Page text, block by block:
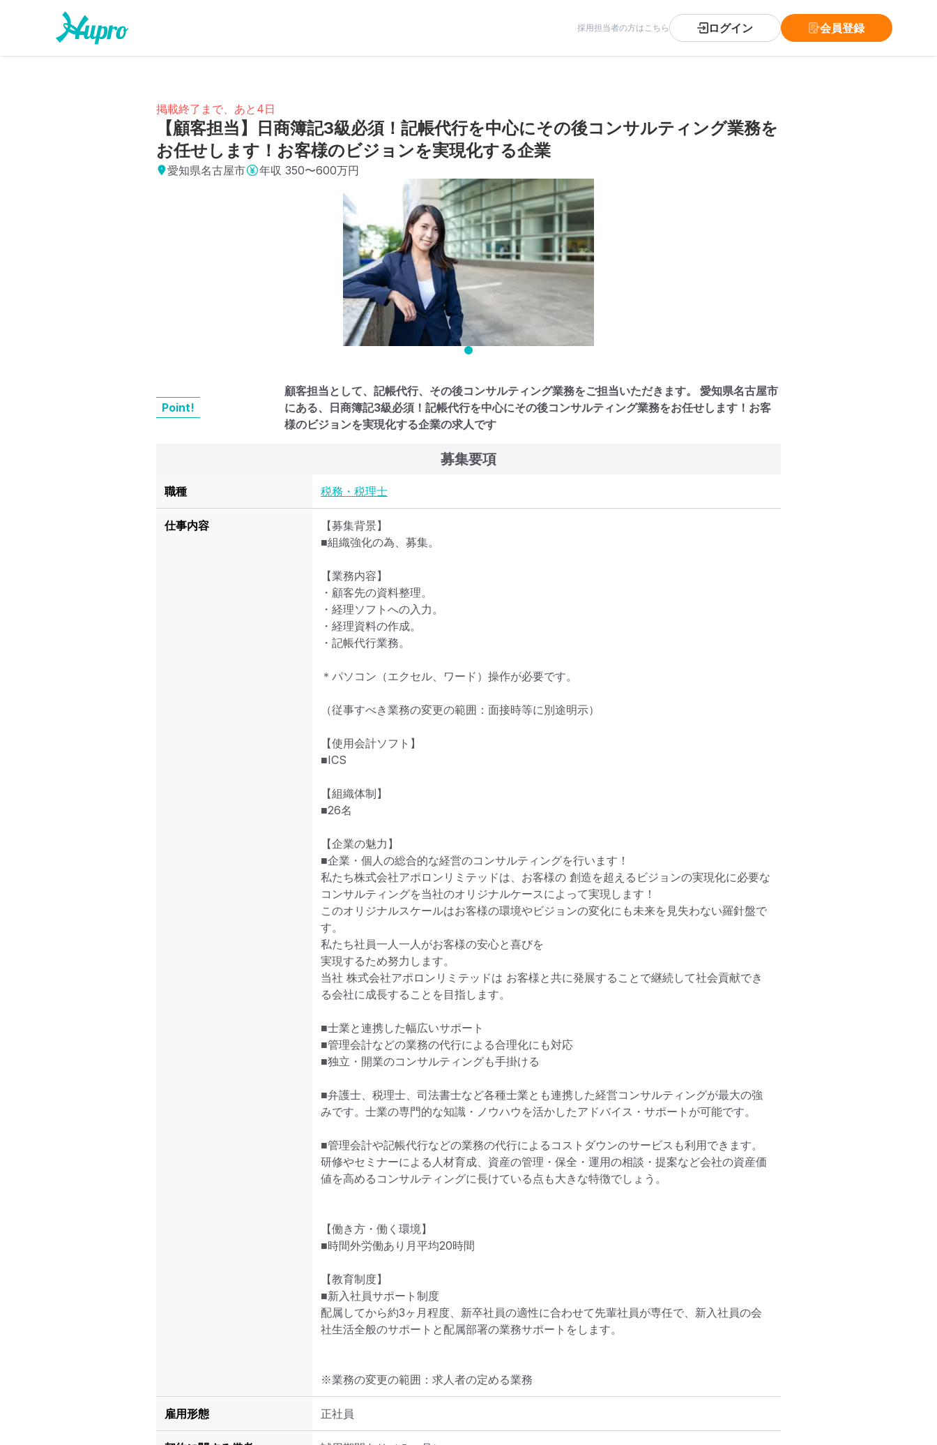
採用担当者の方はこちら ログイン 会員登録
掲載終了まで、あと4日
【顧客担当】日商簿記3級必須！記帳代行を中心にその後コンサルティング業務を
お任せします！お客様のビジョンを実現化する企業
愛知県名古屋市 年収 350〜600万円
Point!
顧客担当として、記帳代行、その後コンサルティング業務をご担当いただきます。 愛知県名古屋市
にある、日商簿記3級必須！記帳代行を中心にその後コンサルティング業務をお任せします！お客
様のビジョンを実現化する企業の求人です
募集要項
職種 税務・税理士
仕事内容
【募集背景】
■組織強化の為、募集。
【業務内容】
・顧客先の資料整理。
・経理ソフトへの入力。
・経理資料の作成。
・記帳代行業務。
＊パソコン（エクセル、ワード）操作が必要です。
（従事すべき業務の変更の範囲：面接時等に別途明示）
【使用会計ソフト】
■ICS
【組織体制】
■26名
【企業の魅力】
■企業・個人の総合的な経営のコンサルティングを行います！
私たち株式会社アポロンリミテッドは、お客様の 創造を超えるビジョンの実現化に必要な
コンサルティングを当社のオリジナルケースによって実現します！
このオリジナルスケールはお客様の環境やビジョンの変化にも未来を見失わない羅針盤で
す。
私たち社員一人一人がお客様の安心と喜びを
実現するため努力します。
当社 株式会社アポロンリミテッドは お客様と共に発展することで継続して社会貢献でき
る会社に成長することを目指します。
■士業と連携した幅広いサポート
■管理会計などの業務の代行による合理化にも対応
■独立・開業のコンサルティングも手掛ける
■弁護士、税理士、司法書士など各種士業とも連携した経営コンサルティングが最大の強
みです。士業の専門的な知識・ノウハウを活かしたアドバイス・サポートが可能です。
■管理会計や記帳代行などの業務の代行によるコストダウンのサービスも利用できます。
研修やセミナーによる人材育成、資産の管理・保全・運用の相談・提案など会社の資産価
値を高めるコンサルティングに長けている点も大きな特徴でしょう。
【働き方・働く環境】
■時間外労働あり月平均20時間
【教育制度】
■新入社員サポート制度
配属してから約3ヶ月程度、新卒社員の適性に合わせて先輩社員が専任で、新入社員の会
社生活全般のサポートと配属部署の業務サポートをします。
※業務の変更の範囲：求人者の定める業務
雇用形態 正社員